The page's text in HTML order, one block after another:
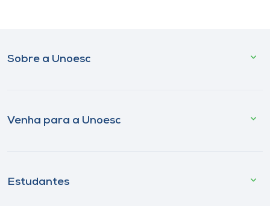
Sobre a Unoesc
Venha para a Unoesc
Estudantes